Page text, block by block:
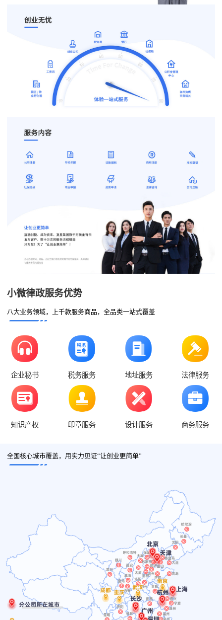
小微律政服务优势
八大业务领域，上千款服务商品，全品类一站式覆盖
企业秘书 税务服务 地址服务 法律服务
知识产权 印章服务 设计服务 商务服务
全国核心城市覆盖，用实力见证“让创业更简单”